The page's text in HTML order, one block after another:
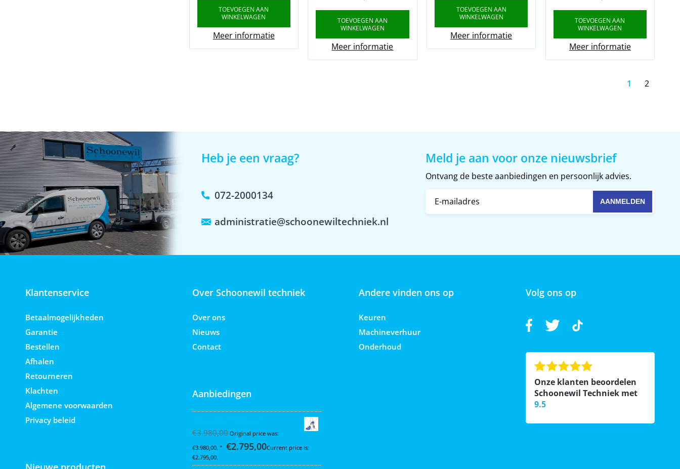
TOEVOEGEN AAN
WINKELWAGEN
Meer informatie
TOEVOEGEN AAN
WINKELWAGEN
Meer informatie
TOEVOEGEN AAN
WINKELWAGEN
Meer informatie
TOEVOEGEN AAN
WINKELWAGEN
Meer informatie
1 2
Heb je een vraag?
072-2000134
administratie@schoonewiltechniek.nl
Meld je aan voor onze nieuwsbrief
Ontvang de beste aanbiedingen en persoonlijk advies.
Klantenservice
Betaalmogelijkheden
Garantie
Bestellen
Afhalen
Retourneren
Klachten
Algemene voorwaarden
Privacy beleid
Over Schoonewil techniek
Over ons
Nieuws
Contact
Aanbiedingen
€3.980,00 Original price was:
€3.980,00.
€2.795,00Current price is:
€2.795,00.
Andere vinden ons op
Keuren
Machineverhuur
Onderhoud
Volg ons op
Onze klanten beoordelen
Schoonewil Techniek met
9.5